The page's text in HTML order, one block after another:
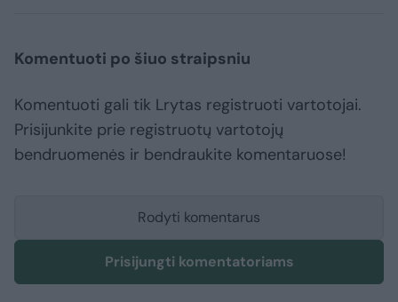
Komentuoti po šiuo straipsniu
Komentuoti gali tik Lrytas registruoti vartotojai.
Prisijunkite prie registruotų vartotojų
bendruomenės ir bendraukite komentaruose!
Rodyti komentarus
Prisijungti komentatoriams